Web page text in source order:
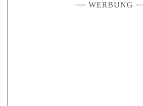
WERBUNG